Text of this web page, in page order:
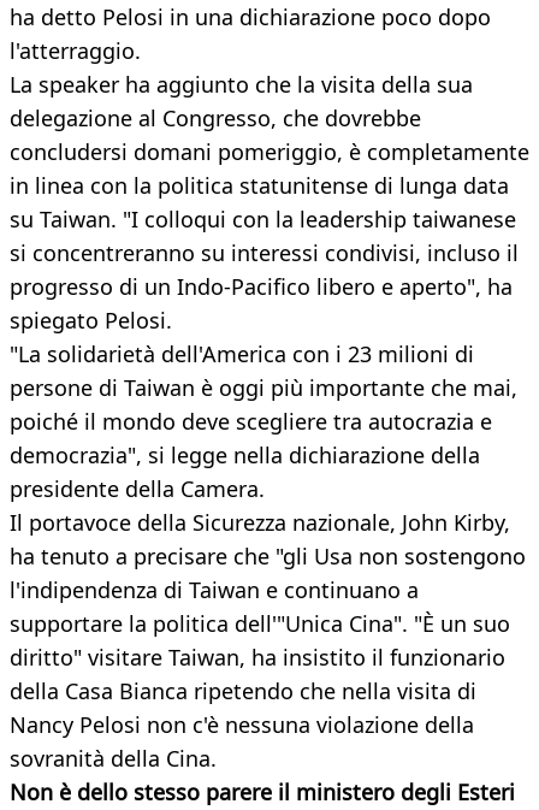
ha detto Pelosi in una dichiarazione poco dopo
l'atterraggio.
La speaker ha aggiunto che la visita della sua
delegazione al Congresso, che dovrebbe
concludersi domani pomeriggio, è completamente
in linea con la politica statunitense di lunga data
su Taiwan. "I colloqui con la leadership taiwanese
si concentreranno su interessi condivisi, incluso il
progresso di un Indo-Pacifico libero e aperto", ha
spiegato Pelosi.
"La solidarietà dell'America con i 23 milioni di
persone di Taiwan è oggi più importante che mai,
poiché il mondo deve scegliere tra autocrazia e
democrazia", si legge nella dichiarazione della
presidente della Camera.
Il portavoce della Sicurezza nazionale, John Kirby,
ha tenuto a precisare che "gli Usa non sostengono
l'indipendenza di Taiwan e continuano a
supportare la politica dell'"Unica Cina". "È un suo
diritto" visitare Taiwan, ha insistito il funzionario
della Casa Bianca ripetendo che nella visita di
Nancy Pelosi non c'è nessuna violazione della
sovranità della Cina.
Non è dello stesso parere il ministero degli Esteri